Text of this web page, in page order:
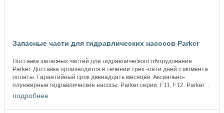
Запасные части для гидравлических насосов Parker
Поставка запасных частей для гидравлического оборудования
Parker. Доставка производится в течении трех -пяти дней с момента
оплаты. Гарантийный срок двенадцать месяцев. Аксиально-
плунжерные гидравлические насосы. Parker серии. F11, F12. Parker ...
подробнее